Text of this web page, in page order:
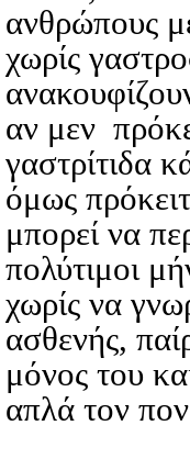
ανθρώπους
χωρίς
αν μεν
γαστρίτιδα
όμως
μπορεί να
πολύτιμοι
χωρίς να
ασθενής,
μόνος του
απλά τον